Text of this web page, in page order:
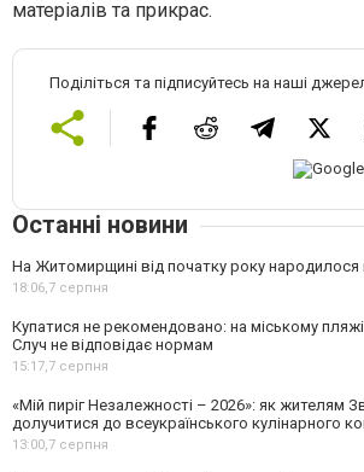
матеріалів та прикрас.
Поділіться та підписуйтесь на наші
Останні новини
На Житомирщині від початку року
18:06,7 серпня
Купатися не рекомендовано: на міському
Случ не відповідає нормам
15:17,7 серпня
«Мій пиріг Незалежності – 2026»: як жителям
долучитися до всеукраїнського кулінарного
13:00,7 серпня